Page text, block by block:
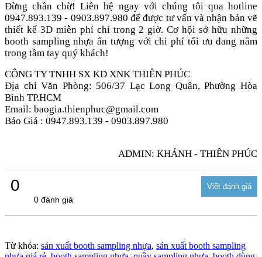
Đừng chần chừ! Liên hệ ngay với chúng tôi qua hotline
0947.893.139 - 0903.897.980 để được tư vấn và nhận bản vẽ
thiết kế 3D miễn phí chỉ trong 2 giờ. Cơ hội sở hữu những
booth sampling nhựa ấn tượng với chi phí tối ưu đang nằm
trong tầm tay quý khách!
CÔNG TY TNHH SX KD XNK THIÊN PHÚC
Địa chỉ Văn Phòng: 506/37 Lạc Long Quân, Phường Hòa
Bình TP.HCM
Email: baogia.thienphuc@gmail.com
Báo Giá : 0947.893.139 - 0903.897.980
ADMIN: KHÁNH - THIÊN PHÚC
0
0 đánh giá
Từ khóa: sản xuất booth sampling nhựa, sản xuất booth sampling